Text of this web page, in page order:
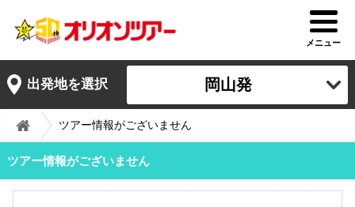
メニュー
出発地を選択 岡山発
ツアー情報がございません
ツアー情報がございません